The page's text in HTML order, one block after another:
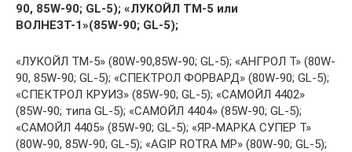
90, 85W-90; GL-5); «ЛУКОЙЛ ТМ-5 или
ВОЛНЕЗТ-1»(85W-90; GL-5);
«ЛУКОЙЛ ТМ-5» (80W-90,85W-90; GL-5); «АНГРОЛ Т» (80W-
90, 85W-90; GL-5); «СПЕКТРОЛ ФОРВАРД» (80W-90; GL-5);
«СПЕКТРОЛ КРУИЗ» (85W-90; GL-5); «САМОЙЛ 4402»
(85W-90; типа GL-5); «САМОЙЛ 4404» (85W-90; GL-5);
«САМОЙЛ 4405» (85W-90; GL-5); «ЯР-МАРКА СУПЕР Т»
(80W-90, 85W-90; GL-5); «AGIP ROTRA MP» (80W-90; GL-5);